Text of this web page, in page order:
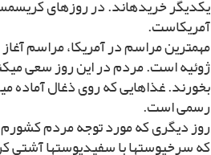
یکدیگر خریده‏اند. در روزهاى
آمریکاست.
مهم‏ترین مراسم در آمریکا، مراسم
ژوئیه است. مردم در این روز سعى
بخورند. غذاهایى که روى ذغال آماده
رسمى است.
روز دیگرى که مورد توجه مردم
که سرخپوست‏ها با سفیدپوست‏ها آشتى